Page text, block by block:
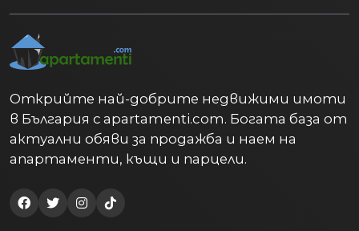
Открийте най-добрите недвижими имоти
в България с apartamenti.com. Богата база от
актуални обяви за продажба и наем на
апартаменти, къщи и парцели.